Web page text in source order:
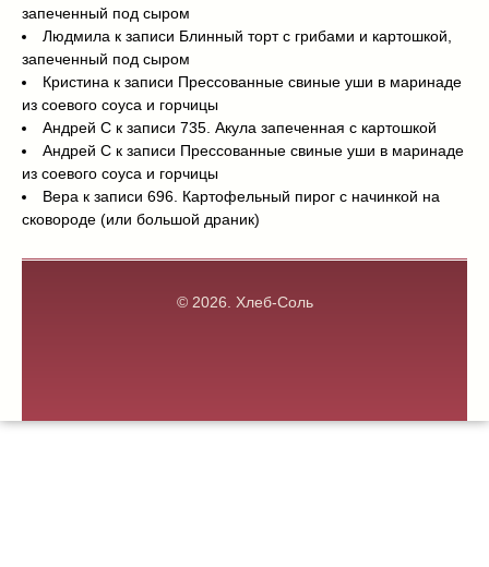
запеченный под сыром
Людмила к записи Блинный торт с грибами и картошкой,
запеченный под сыром
Кристина к записи Прессованные свиные уши в маринаде
из соевого соуса и горчицы
Андрей С к записи 735. Акула запеченная с картошкой
Андрей С к записи Прессованные свиные уши в маринаде
из соевого соуса и горчицы
Вера к записи 696. Картофельный пирог с начинкой на
сковороде (или большой драник)
© 2026. Хлеб-Соль